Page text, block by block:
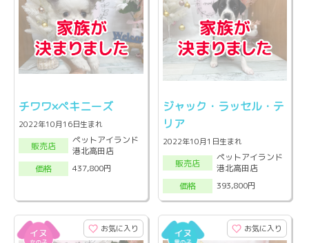
チワワ×ペキニーズ
2022年10月16日生まれ
販売店
ペットアイランド
港北高田店
価格
437,800円
ジャック・ラッセル・テ
リア
2022年10月1日生まれ
販売店
ペットアイランド
港北高田店
価格
393,800円
お気に入り お気に入り